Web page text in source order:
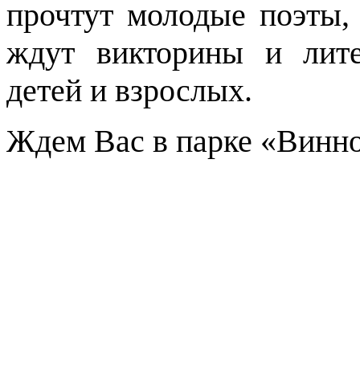
прочтут молодые поэты,
ждут викторины и
детей и взрослых.
Ждем Вас в парке